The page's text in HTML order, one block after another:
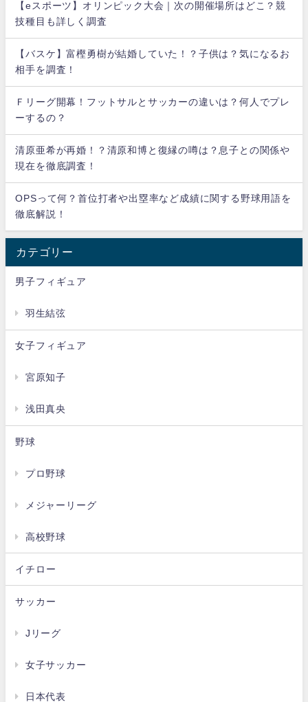
【eスポーツ】オリンピック大会｜次の開催場所はどこ？競
技種目も詳しく調査
【バスケ】富樫勇樹が結婚していた！？子供は？気になるお
相手を調査！
Ｆリーグ開幕！フットサルとサッカーの違いは？何人でプレ
ーするの？
清原亜希が再婚！？清原和博と復縁の噂は？息子との関係や
現在を徹底調査！
OPSって何？首位打者や出塁率など成績に関する野球用語を
徹底解説！
カテゴリー
男子フィギュア
羽生結弦
女子フィギュア
宮原知子
浅田真央
野球
プロ野球
メジャーリーグ
高校野球
イチロー
サッカー
Jリーグ
女子サッカー
日本代表